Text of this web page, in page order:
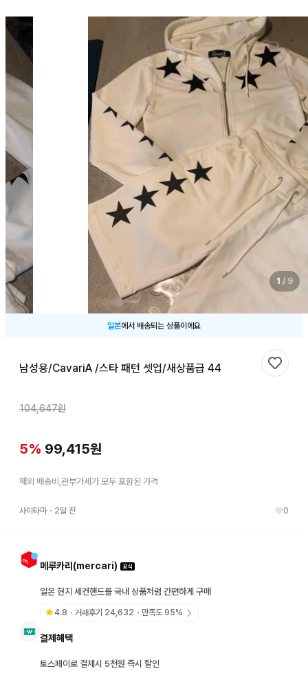
1 / 9
일본에서 배송되는 상품이에요
남성용/CavariA /스타 패턴 셋업/새상품급 44
104,647원
5% 99,415원
해외 배송비,관부가세가 모두 포함된 가격
사이타마・ 2달 전 0
메루카리(mercari)
일본 현지 세컨핸드를 국내 상품처럼 간편하게 구매
4.8 ・거래후기 24,632 ・만족도95%
결제혜택
토스페이로 결제시 5천원 즉시 할인
찜하기